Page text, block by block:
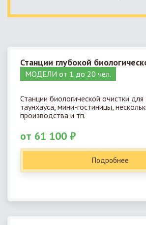
Станции глубокой
МОДЕЛИ от 1 до 20 чел.
Станции биологической очистки
таунхауса, мини-гостиницы,
производства и тп.
от 61 100 ₽
Подробнее